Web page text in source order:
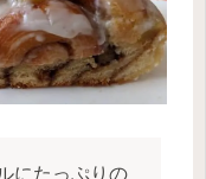
にたっぷりの